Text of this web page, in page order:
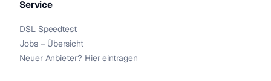
Service
DSL Speedtest
Jobs – Übersicht
Neuer Anbieter? Hier eintragen